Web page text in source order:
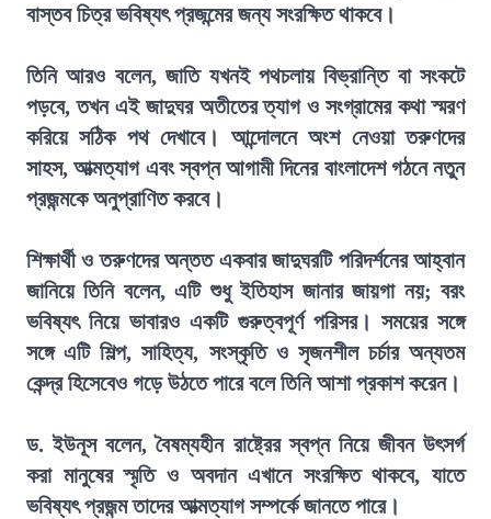
বাস্তব চিত্র ভবিষ্যৎ প্রজন্মের জন্য সংরক্ষিত থাকবে।
তিনি আরও বলেন, জাতি যখনই পথচলায় বিভ্রান্তি বা সংকটে
পড়বে, তখন এই জাদুঘর অতীতের ত্যাগ ও সংগ্রামের কথা স্মরণ
করিয়ে সঠিক পথ দেখাবে। আন্দোলনে অংশ নেওয়া তরুণদের
সাহস, আত্মত্যাগ এবং স্বপ্ন আগামী দিনের বাংলাদেশ গঠনে নতুন
প্রজন্মকে অনুপ্রাণিত করবে।
শিক্ষার্থী ও তরুণদের অন্তত একবার জাদুঘরটি পরিদর্শনের আহ্বান
জানিয়ে তিনি বলেন, এটি শুধু ইতিহাস জানার জায়গা নয়; বরং
ভবিষ্যৎ নিয়ে ভাবারও একটি গুরুত্বপূর্ণ পরিসর। সময়ের সঙ্গে
সঙ্গে এটি শিল্প, সাহিত্য, সংস্কৃতি ও সৃজনশীল চর্চার অন্যতম
কেন্দ্র হিসেবেও গড়ে উঠতে পারে বলে তিনি আশা প্রকাশ করেন।
ড. ইউনূস বলেন, বৈষম্যহীন রাষ্ট্রের স্বপ্ন নিয়ে জীবন উৎসর্গ
করা মানুষের স্মৃতি ও অবদান এখানে সংরক্ষিত থাকবে, যাতে
ভবিষ্যৎ প্রজন্ম তাদের আত্মত্যাগ সম্পর্কে জানতে পারে।